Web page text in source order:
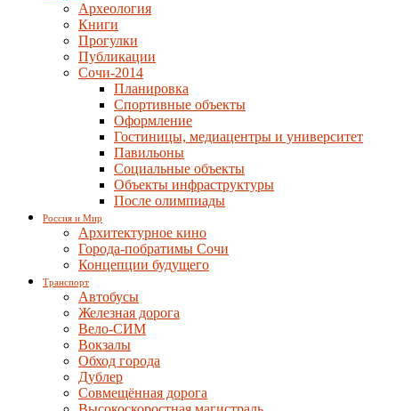
Археология
Книги
Прогулки
Публикации
Сочи-2014
Планировка
Спортивные объекты
Оформление
Гостиницы, медиацентры и университет
Павильоны
Социальные объекты
Объекты инфраструктуры
После олимпиады
Россия и Мир
Архитектурное кино
Города-побратимы Сочи
Концепции будущего
Транспорт
Автобусы
Железная дорога
Вело-СИМ
Вокзалы
Обход города
Дублер
Совмещённая дорога